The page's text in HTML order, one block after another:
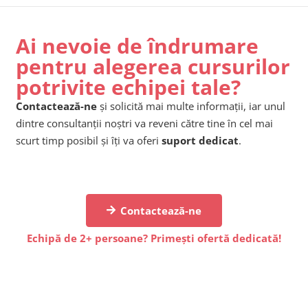
Ai nevoie de îndrumare
pentru alegerea cursurilor
potrivite echipei tale?
Contactează-ne și solicită mai multe informații, iar unul
dintre consultanții noștri va reveni către tine în cel mai
scurt timp posibil și îți va oferi suport dedicat.
Contactează-ne
Echipă de 2+ persoane? Primești ofertă dedicată!